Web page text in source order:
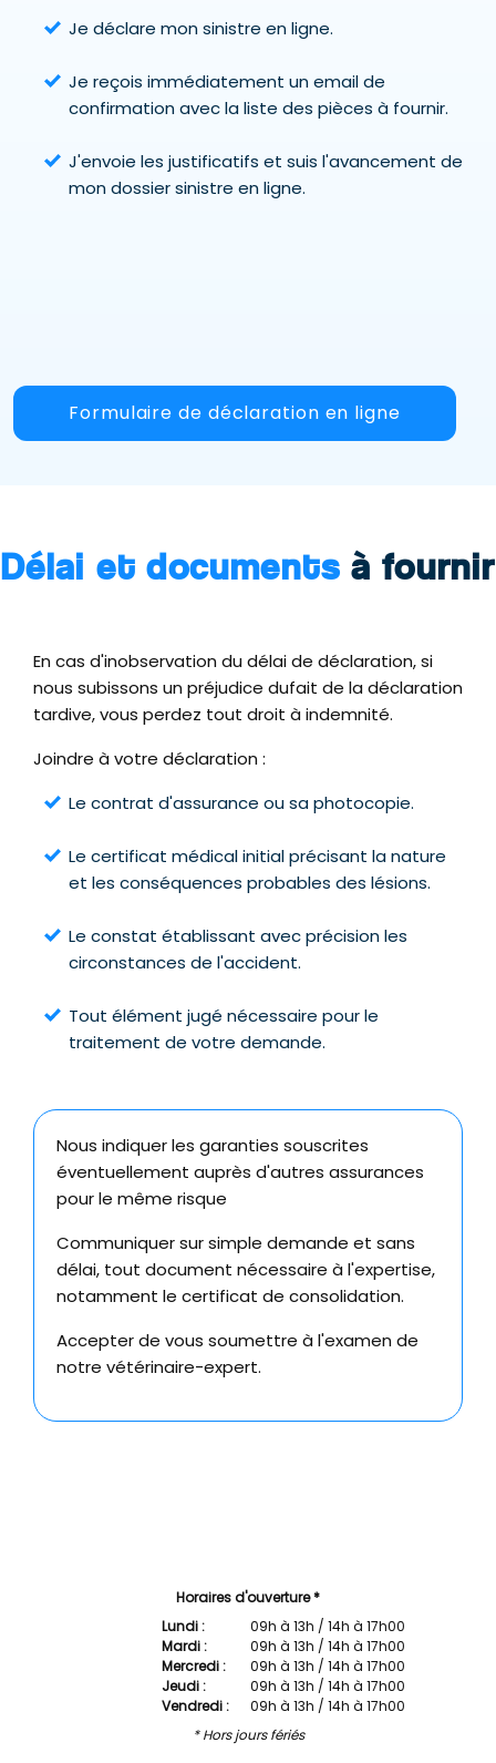
Je déclare mon sinistre en ligne.
Je reçois immédiatement un email de
confirmation avec la liste des pièces à fournir.
J'envoie les justificatifs et suis l'avancement de
mon dossier sinistre en ligne.
Formulaire de déclaration en ligne
Délai et documents à fournir
En cas d'inobservation du délai de déclaration, si
nous subissons un préjudice dufait de la déclaration
tardive, vous perdez tout droit à indemnité.
Joindre à votre déclaration :
Le contrat d'assurance ou sa photocopie.
Le certificat médical initial précisant la nature
et les conséquences probables des lésions.
Le constat établissant avec précision les
circonstances de l'accident.
Tout élément jugé nécessaire pour le
traitement de votre demande.
Nous indiquer les garanties souscrites
éventuellement auprès d'autres assurances
pour le même risque
Communiquer sur simple demande et sans
délai, tout document nécessaire à l'expertise,
notamment le certificat de consolidation.
Accepter de vous soumettre à l'examen de
notre vétérinaire-expert.
Horaires d'ouverture *
Lundi :
09h à 13h / 14h à 17h00
Mardi :
09h à 13h / 14h à 17h00
Mercredi :
09h à 13h / 14h à 17h00
Jeudi :
09h à 13h / 14h à 17h00
Vendredi :
09h à 13h / 14h à 17h00
* Hors jours fériés